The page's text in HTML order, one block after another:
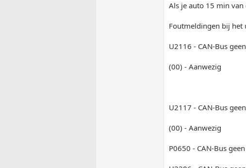
Als je auto 15 min van
Foutmeldingen bij het
U2116 - CAN-Bus
(00) - Aanwezig
U2117 - CAN-Bus
(00) - Aanwezig
P0650 - CAN-Bus